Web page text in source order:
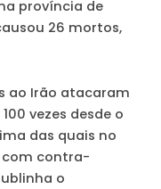
província de
26 mortos,
ao Irão atacaram
vezes desde o
das quais no
com contra-
o